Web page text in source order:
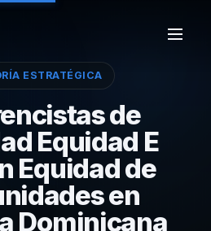
ESTRATÉGICA
de
Equidad E
Equidad de
en
Dominicana